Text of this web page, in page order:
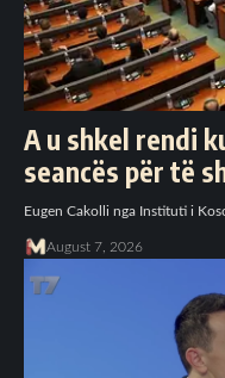
A u shkel rendi
seancës për të
Eugen Cakolli nga Instituti i
August 7, 2026